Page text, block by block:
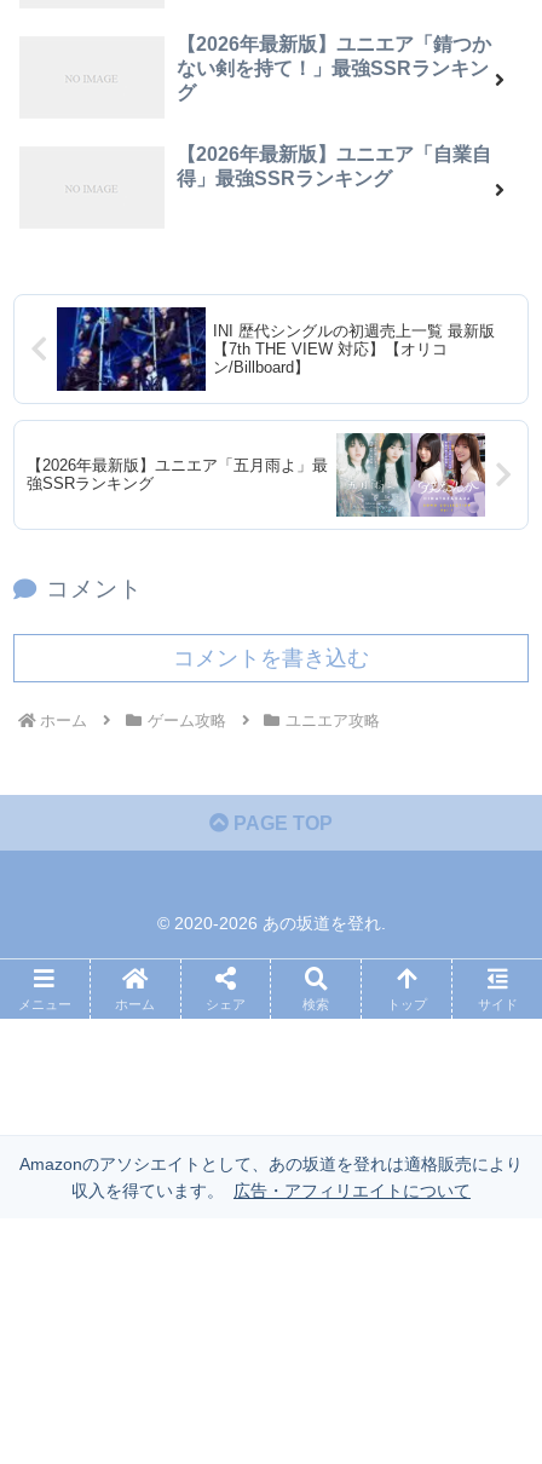
【2026年最新版】ユニエア「錆つか
ない剣を持て！」最強SSRランキン
グ
【2026年最新版】ユニエア「自業自
得」最強SSRランキング
INI 歴代シングルの初週売上一覧 最新版
【7th THE VIEW 対応】【オリコ
ン/Billboard】
【2026年最新版】ユニエア「五月雨よ」最
強SSRランキング
コメント
コメントを書き込む
ホーム ゲーム攻略 ユニエア攻略
PAGE TOP
© 2020-2026 あの坂道を登れ.
メニュー ホーム シェア 検索 トップ サイド
Amazonのアソシエイトとして、あの坂道を登れは適格販売により
収入を得ています。
広告・アフィリエイトについて